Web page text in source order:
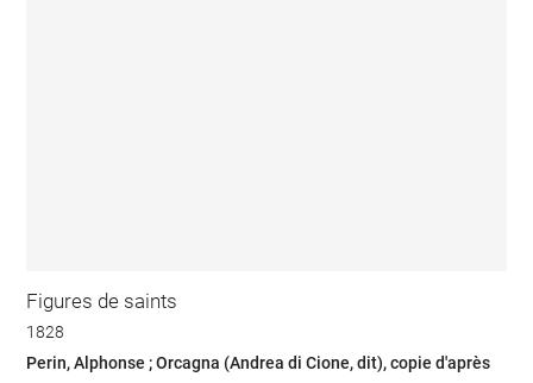
Figures de saints
1828
Perin, Alphonse ; Orcagna (Andrea di Cione, dit), copie d'après